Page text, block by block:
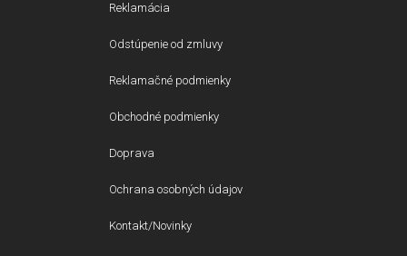
Reklamácia
Odstúpenie od zmluvy
Reklamačné podmienky
Obchodné podmienky
Doprava
Ochrana osobných údajov
Kontakt/Novinky